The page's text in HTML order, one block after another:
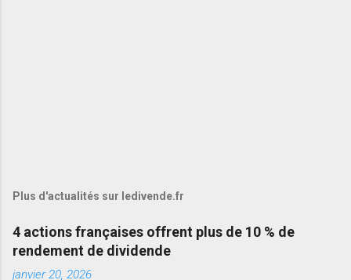
Plus d'actualités sur ledivende.fr
4 actions françaises offrent plus de 10 % de
rendement de dividende
janvier 20, 2026